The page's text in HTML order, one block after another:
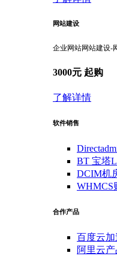
网站建设
企业网站网站建设-
3000元 起购
了解详情
软件销售
BT 宝塔
DCIM机
WHMCS
合作产品
百度云加
阿里云产